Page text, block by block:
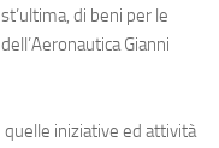
di beni per le
Gianni
quelle iniziative ed attività